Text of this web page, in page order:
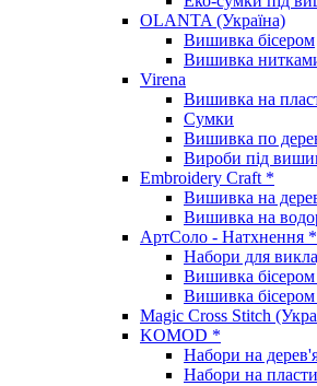
OLANTA (Україна)
Вишивка бісером
Вишивка
Virena
Вишивка на
Сумки
Вишивка по
Вироби під
Embroidery Craft *
Вишивка на
Вишивка на
АртСоло - Натхнення *
Набори для
Вишивка
Вишивка бісером
Magic Cross Stitch
KOMOD *
Набори на
Набори на